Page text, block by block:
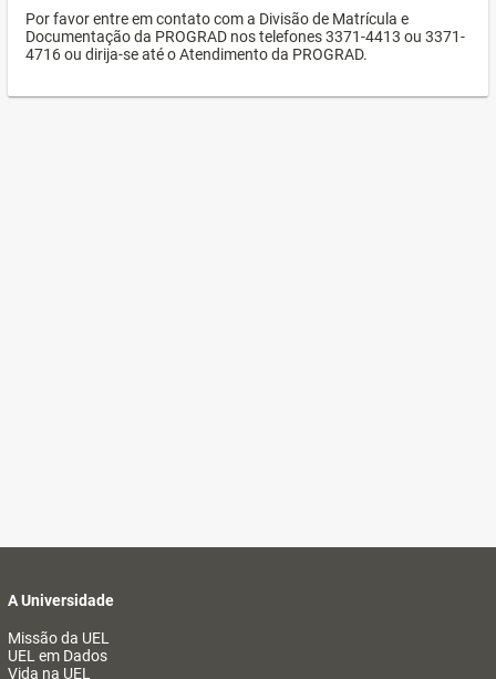
Por favor entre em contato com a Divisão de Matrícula e
Documentação da PROGRAD nos telefones 3371-4413 ou 3371-
4716 ou dirija-se até o Atendimento da PROGRAD.
A Universidade
Missão da UEL
UEL em Dados
Vida na UEL